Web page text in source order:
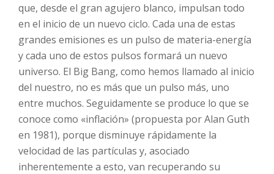
que, desde el gran agujero blanco, impulsan todo
en el inicio de un nuevo ciclo. Cada una de estas
grandes emisiones es un pulso de materia-energía
y cada uno de estos pulsos formará un nuevo
universo. El Big Bang, como hemos llamado al inicio
del nuestro, no es más que un pulso más, uno
entre muchos. Seguidamente se produce lo que se
conoce como «inflación» (propuesta por Alan Guth
en 1981), porque disminuye rápidamente la
velocidad de las partículas y, asociado
inherentemente a esto, van recuperando su